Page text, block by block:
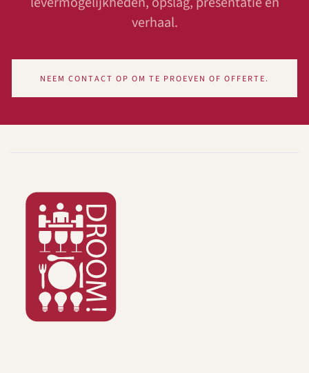
verhaal.
NEEM CONTACT OP OM TE PROEVEN OF OFFERTE.